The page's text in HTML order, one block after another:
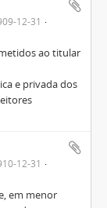
12-31
ao titular
e privada dos
12-31
em menor